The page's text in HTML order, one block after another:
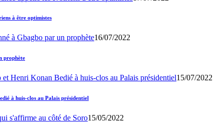
à être optimistes
16/07/2022
prophète
15/07/2022
à huis-clos au Palais présidentiel
15/05/2022